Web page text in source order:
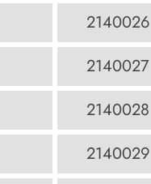
2140026
2140027
2140028
2140029